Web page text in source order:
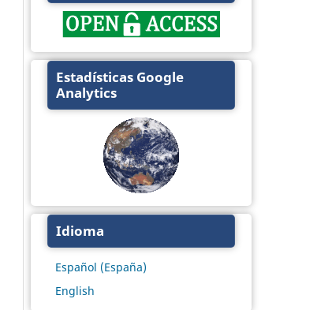
Estadísticas Google
Analytics
Idioma
Español (España)
English